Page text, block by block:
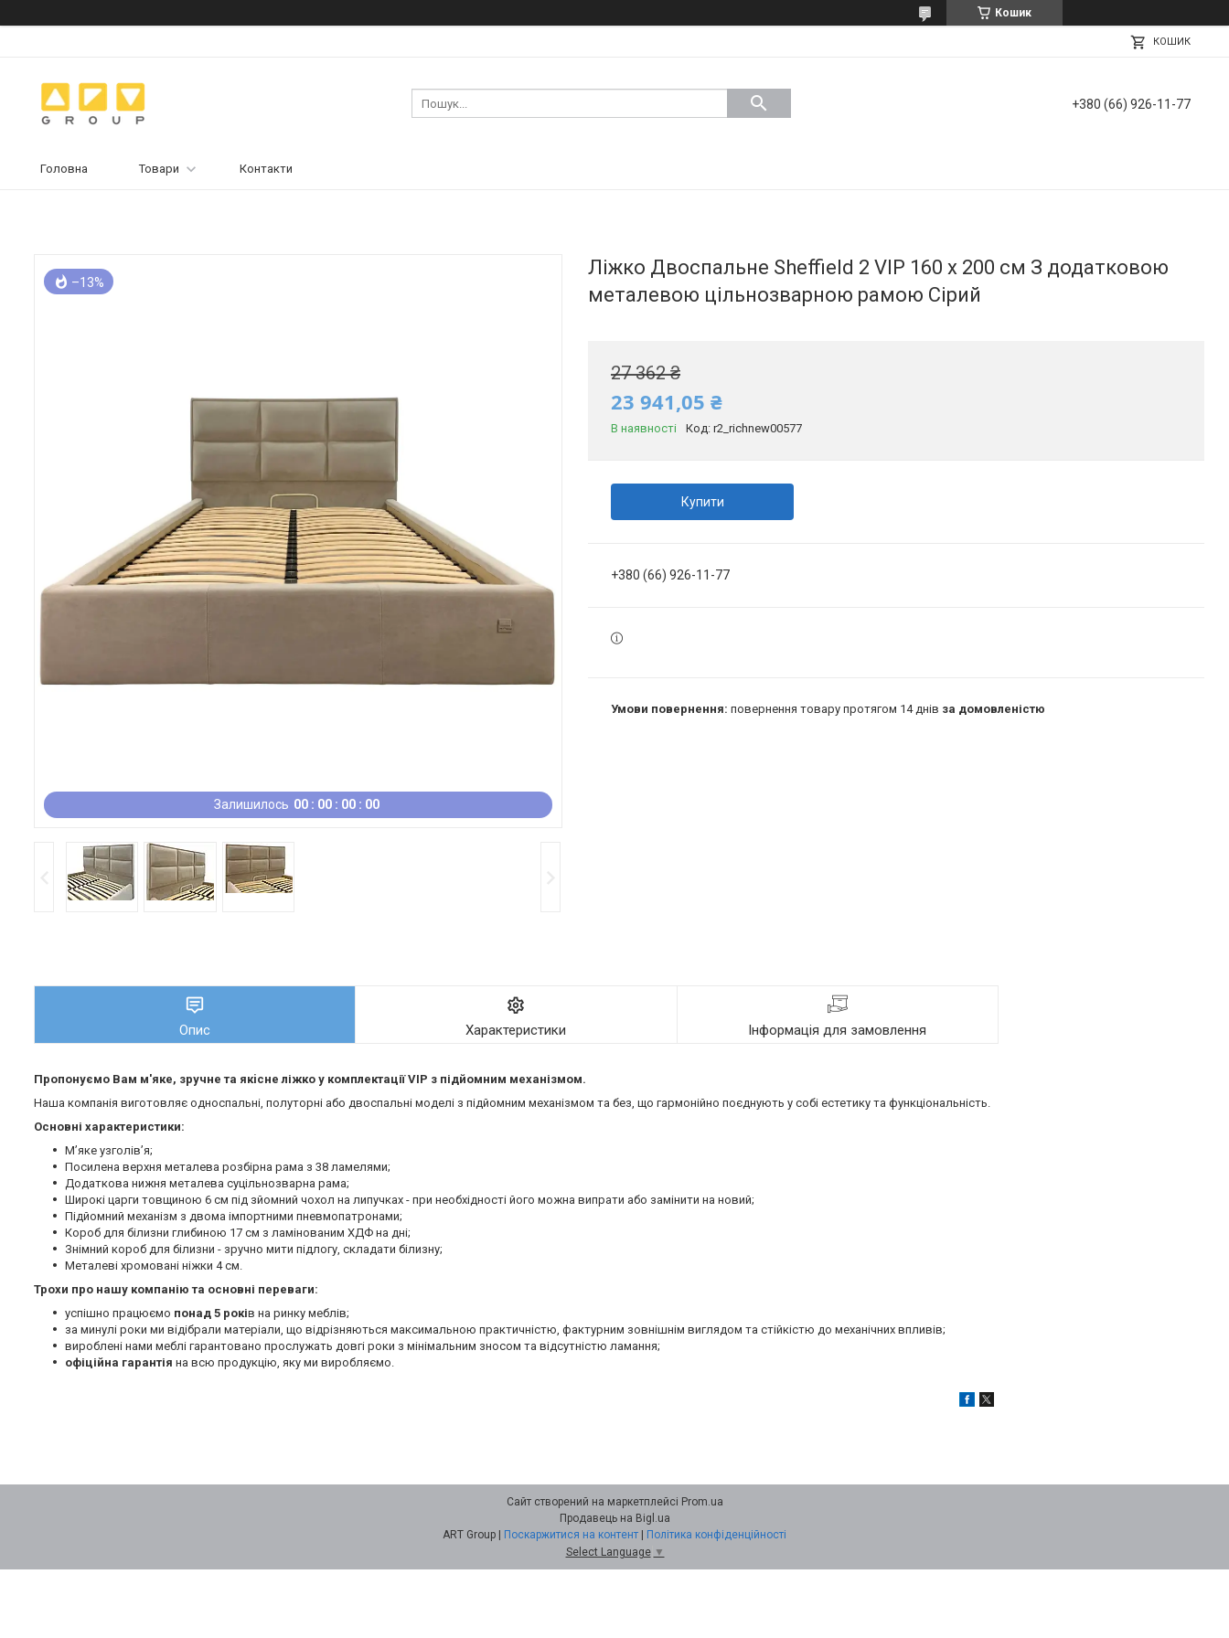
Кошик
КОШИК
+380 (66) 926-11-77
Головна Товари Контакти
Залишилось 00 00 00 00
–13%
Ліжко Двоспальне Sheffield 2 VIP 160 х 200 см З додатковою
металевою цільнозварною рамою Сірий
27 362 ₴
23 941,05 ₴
В наявності Код: r2_richnew00577
Купити
+380 (66) 926-11-77
повернення товару протягом 14 днів за домовленістю
Опис Характеристики Інформація для замовлення
Пропонуємо Вам м'яке, зручне та якiсне ліжко у комплектації VIP з підйомним механізмом.
Наша компанія виготовляє односпальні, полуторні або двоспальні моделі з підйомним механізмом та без, що гармонійно поєднують у собі естетику та функціональність.
Основні характеристики:
М’яке узголів’я;
Посилена верхня металева розбірна рама з 38 ламелями;
Додаткова нижня металева суцільнозварна рама;
Широкі царги товщиною 6 см під зйомний чохол на липучках - при необхідності його можна випрати або замінити на новий;
Підйомний механізм з двома імпортними пневмопатронами;
Короб для білизни глибиною 17 см з ламінованим ХДФ на дні;
Знімний короб для білизни - зручно мити підлогу, складати білизну;
Металеві хромовані ніжки 4 см.
Трохи про нашу компанію та основні переваги:
успішно працюємо понад 5 років на ринку меблів;
за минулі роки ми відібрали матеріали, що відрізняються максимальною практичністю, фактурним зовнішнім виглядом та стійкістю до механічних впливів;
вироблені нами меблі гарантовано прослужать довгі роки з мінімальним зносом та відсутністю ламання;
офіційна гарантія на всю продукцію, яку ми виробляємо.
Сайт створений на маркетплейсі Prom.ua
Продавець на Bigl.ua
Поскаржитися на контент
Політика конфіденційності
Select Language ▼